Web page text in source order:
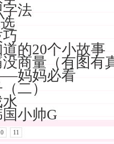
法
的20个小故事
商量（有图
妈妈必看
二）
小帅G
11